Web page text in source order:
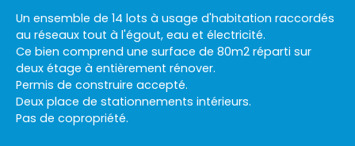
Un ensemble de 14 lots à usage d'habitation raccordés
au réseaux tout à l'égout, eau et électricité.
Ce bien comprend une surface de 80m2 réparti sur
deux étage à entièrement rénover.
Permis de construire accepté.
Deux place de stationnements intérieurs.
Pas de copropriété.